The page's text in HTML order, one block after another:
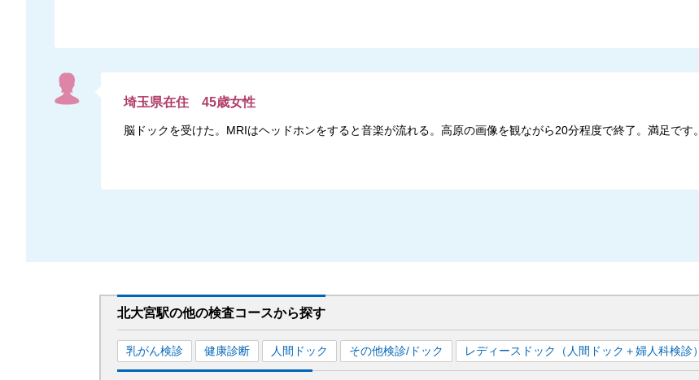
埼玉県在住 45歳女性
脳ドックを受けた。MRIはヘッドホンをすると音楽が流れる。高原の画像を観ながら20分程度で終了。満足です。
北大宮駅の他の検査コースから探す
乳がん検診 健康診断 人間ドック その他検診/ドック レディースドック（人間ドック＋婦人科検診）